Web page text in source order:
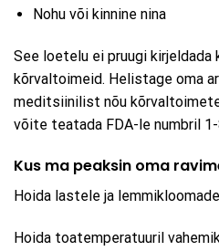
Nohu või kinnine nina
See loetelu ei pruugi kirjeldada
kõrvaltoimeid. Helistage oma
meditsiinilist nõu
võite teatada FDA-le numbril
Kus ma peaksin oma
Hoida lastele ja
Hoida toatemperatuuril